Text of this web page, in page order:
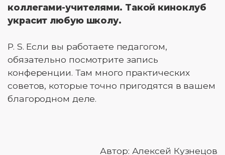
коллегами-учителями. Такой киноклуб
украсит любую школу.
P. S. Если вы работаете педагогом,
обязательно посмотрите запись
конференции. Там много практических
советов, которые точно пригодятся в вашем
благородном деле.
Автор: Алексей Кузнецов